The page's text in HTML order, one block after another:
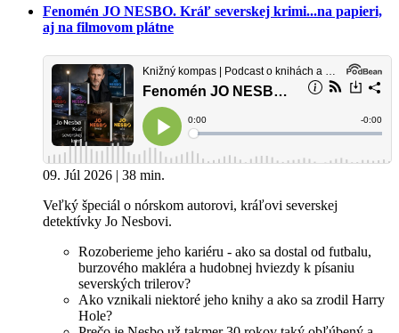
Fenomén JO NESBO. Kráľ severskej krimi...na papieri,
aj na filmovom plátne
09. Júl 2026 | 38 min.
Veľký špeciál o nórskom autorovi, kráľovi severskej
detektívky Jo Nesbovi.
Rozoberieme jeho kariéru - ako sa dostal od futbalu,
burzového makléra a hudobnej hviezdy k písaniu
severských trilerov?
Ako vznikali niektoré jeho knihy a ako sa zrodil Harry
Hole?